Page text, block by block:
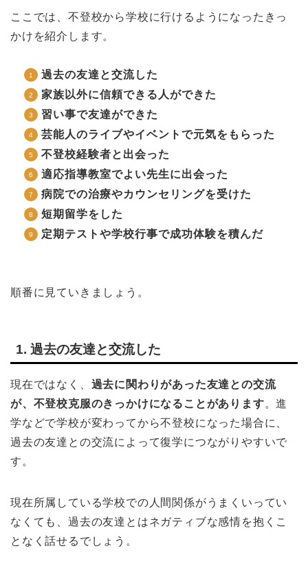
ここでは、不登校から学校に行けるようになったきっ
かけを紹介します。
過去の友達と交流した
家族以外に信頼できる人ができた
習い事で友達ができた
芸能人のライブやイベントで元気をもらった
不登校経験者と出会った
適応指導教室でよい先生に出会った
病院での治療やカウンセリングを受けた
短期留学をした
定期テストや学校行事で成功体験を積んだ
順番に見ていきましょう。
1. 過去の友達と交流した
現在ではなく、 過去に関わりがあった友達との交流
が、不登校克服のきっかけになることがあります。進
学などで学校が変わってから不登校になった場合に、
過去の友達との交流によって復学につながりやすいで
す。
現在所属している学校での人間関係がうまくいってい
なくても、過去の友達とはネガティブな感情を抱くこ
となく話せるでしょう。